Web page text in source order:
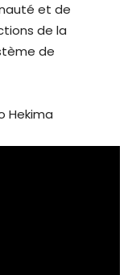
et de
de la
de
Hekima